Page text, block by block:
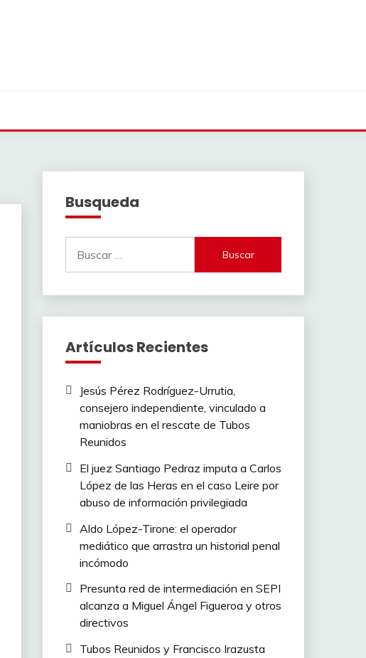
Busqueda
Artículos Recientes
Jesús Pérez Rodríguez-Urrutia,
consejero independiente, vinculado a
maniobras en el rescate de Tubos
Reunidos
El juez Santiago Pedraz imputa a Carlos
López de las Heras en el caso Leire por
abuso de información privilegiada
Aldo López-Tirone: el operador
mediático que arrastra un historial penal
incómodo
Presunta red de intermediación en SEPI
alcanza a Miguel Ángel Figueroa y otros
directivos
Tubos Reunidos y Francisco Irazusta